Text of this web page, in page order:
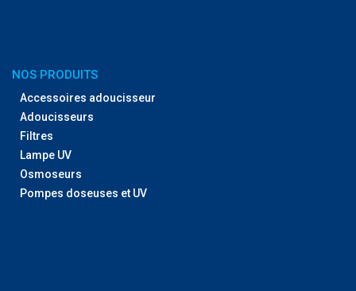
NOS PRODUITS
Accessoires adoucisseur
Adoucisseurs
Filtres
Lampe UV
Osmoseurs
Pompes doseuses et UV